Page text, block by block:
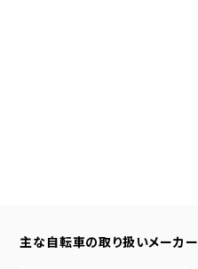
主な自転車の取り扱いメーカー